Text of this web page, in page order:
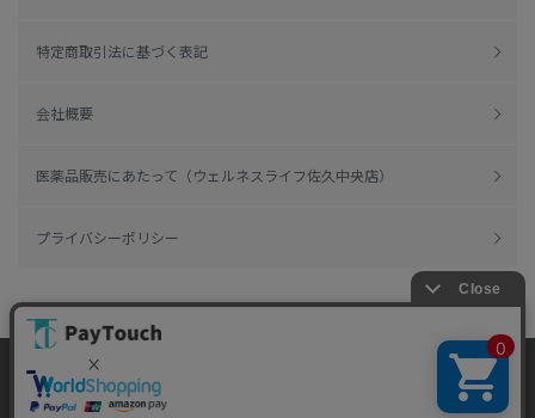
特定商取引法に基づく表記
会社概要
医薬品販売にあたって（ウェルネスライフ佐久中央店）
プライバシーポリシー
Copyright 2022
Watahan Homeaid Co., Ltd.
当ウェブサイトでは、お客様により良いサービス
をご提供するため、クッキーを利用しています。